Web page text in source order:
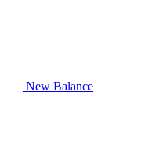
New Balance